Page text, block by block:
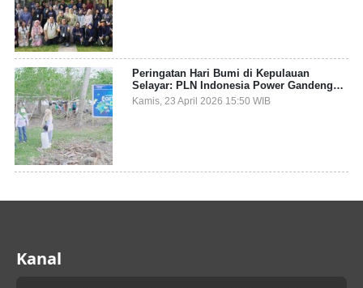
Peringatan Hari Bumi di Kepulauan
Selayar: PLN Indonesia Power Gandeng
Pemda dan Komunitas, Giatkan Restorasi
Mangrove
Kamis, 23 April 2026 15:50 WIB
Kanal